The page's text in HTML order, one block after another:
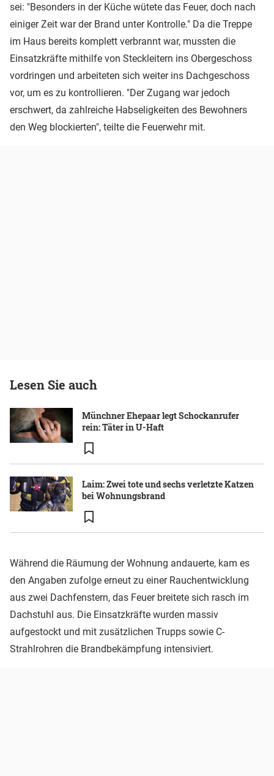
sei: "Besonders in der Küche wütete das Feuer, doch nach
einiger Zeit war der Brand unter Kontrolle." Da die Treppe
im Haus bereits komplett verbrannt war, mussten die
Einsatzkräfte mithilfe von Steckleitern ins Obergeschoss
vordringen und arbeiteten sich weiter ins Dachgeschoss
vor, um es zu kontrollieren. "Der Zugang war jedoch
erschwert, da zahlreiche Habseligkeiten des Bewohners
den Weg blockierten", teilte die Feuerwehr mit.
Lesen Sie auch
Münchner Ehepaar legt Schockanrufer
rein: Täter in U-Haft
Laim: Zwei tote und sechs verletzte Katzen
bei Wohnungsbrand
Während die Räumung der Wohnung andauerte, kam es
den Angaben zufolge erneut zu einer Rauchentwicklung
aus zwei Dachfenstern, das Feuer breitete sich rasch im
Dachstuhl aus. Die Einsatzkräfte wurden massiv
aufgestockt und mit zusätzlichen Trupps sowie C-
Strahlrohren die Brandbekämpfung intensiviert.